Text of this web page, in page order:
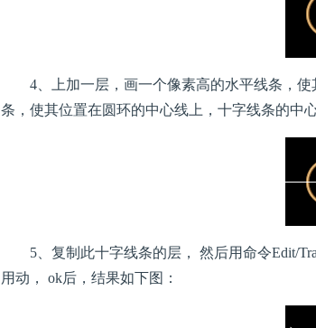
4、上加一层，画一个像素高的水平线条，使
条，使其位置在圆环的中心线上，十字线条的中
5、复制此十字线条的层， 然后用命令Edit/
用动， ok后，结果如下图：